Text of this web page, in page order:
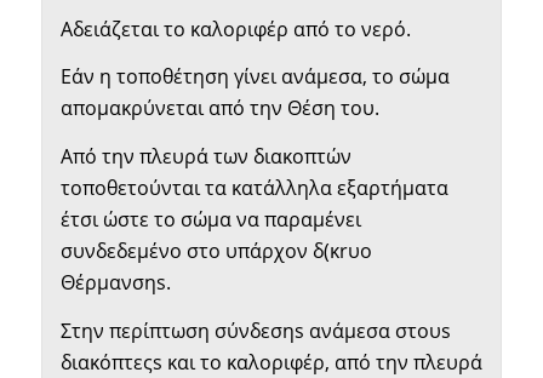
Αδειάζεται το καλοριφέρ από το νερό.
Εάν η τοποθέτηση γίνει ανάμεσα, το σώμα
απομακρύνεται από την Θέση του.
Από την πλευρά των διακοπτών
τοποθετούνται τα κατάλληλα εξαρτήματα
έτσι ώστε το σώμα να παραμένει
συνδεδεμένο στο υπάρχον δ(κrυο
Θέρμανσηs.
Στην περίπτωση σύνδεσηs ανάμεσα στουs
διακόπτεςs και το καλοριφέρ, από την πλευρά